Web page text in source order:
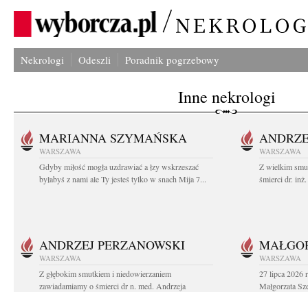
Nekrologi Odeszli Poradnik pogrzebowy
Inne nekrologi
MARIANNA SZYMAŃSKA
WARSZAWA
Gdyby miłość mogła uzdrawiać a łzy wskrzeszać
byłabyś z nami ale Ty jesteś tylko w snach Mija 7...
WARSZAWA
Z wielkim
śmierci dr.
ANDRZEJ PERZANOWSKI
WARSZAWA
Z głębokim smutkiem i niedowierzaniem
zawiadamiamy o śmierci dr n. med. Andrzeja
WARSZAWA
27 lipca 2026
Małgorzata